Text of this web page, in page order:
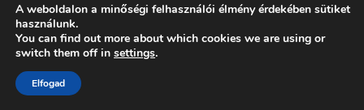
Ismerkedj meg 2025 legjobb ingyenes pénzügyi
rendszerezni kiadásaidat, automatizálni a
megtakarítást,…
A weboldalon a minőségi felhasználói élmény érdekében sütiket
használunk.
You can find out more about which cookies we are using or
switch them off in settings.
Elfogad